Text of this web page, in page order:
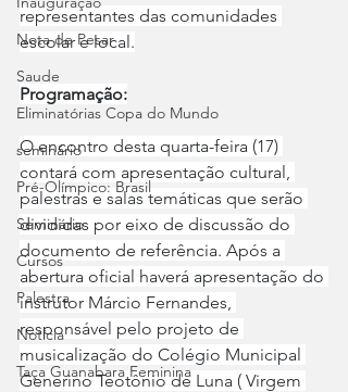
Nota de Pesar
Saude
Eliminatórias Copa do Mundo
seminário
Pré-Olímpico: Brasil
Seminário
Cursos
Palestra
Notícia
Taça Guanabara Feminina
representantes das comunidades
escolar e local.
Programação:
O encontro desta quarta-feira (17)
contará com apresentação cultural,
palestras e salas temáticas que serão
divididas por eixo de discussão do
documento de referência. Após a
abertura oficial haverá apresentação do
instrutor Márcio Fernandes,
responsável pelo projeto de
musicalização do Colégio Municipal
Generino Teotônio de Luna ( Virgem